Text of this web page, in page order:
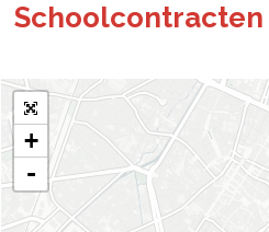
School­con­tracten
+
-